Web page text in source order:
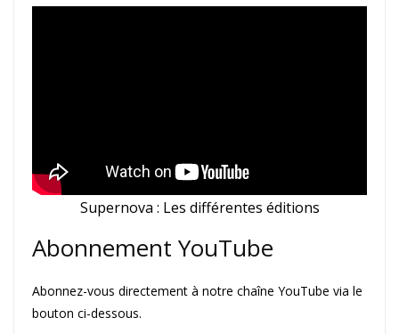
Supernova : Les différentes éditions
Abonnement YouTube
Abonnez-vous directement à notre chaîne YouTube via le
bouton ci-dessous.